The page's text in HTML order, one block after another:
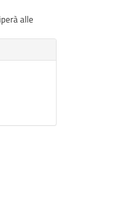
alle